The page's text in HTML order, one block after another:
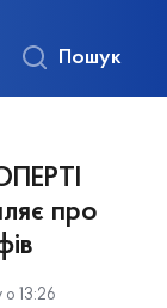
Пошук
про
о 13:26